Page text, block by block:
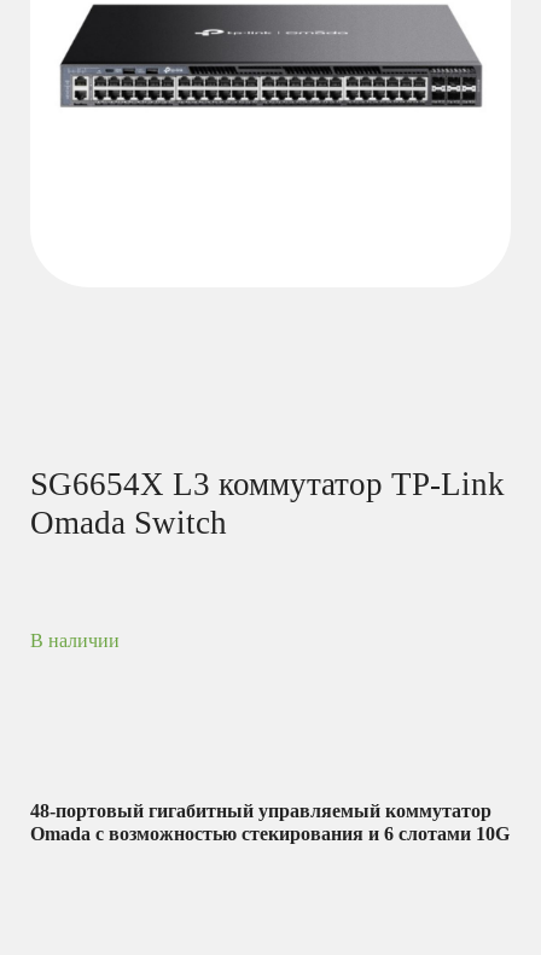
SG6654X L3 коммутатор TP-Link
Omada Switch
В наличии
48-портовый гигабитный управляемый коммутатор
Omada с возможностью стекирования и 6 слотами 10G